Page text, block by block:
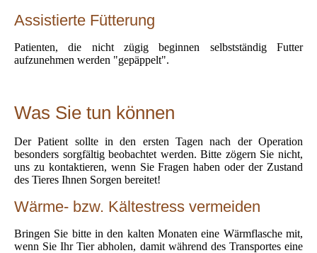
Assistierte Fütterung
Patienten, die nicht zügig beginnen selbstständig Futter
aufzunehmen werden "gepäppelt".
Was Sie tun können
Der Patient sollte in den ersten Tagen nach der Operation
besonders sorgfältig beobachtet werden. Bitte zögern Sie nicht,
uns zu kontaktieren, wenn Sie Fragen haben oder der Zustand
des Tieres Ihnen Sorgen bereitet!
Wärme- bzw. Kältestress vermeiden
Bringen Sie bitte in den kalten Monaten eine Wärmflasche mit,
wenn Sie Ihr Tier abholen, damit während des Transportes eine